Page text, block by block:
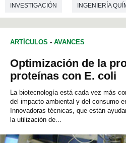
INVESTIGACIÓN INGENIERÍA
ARTÍCULOS - AVANCES
Optimización de la
proteínas con E. coli
La biotecnología está cada vez más
del impacto ambiental y del consumo
Innovadoras técnicas, que están
la utilización de...